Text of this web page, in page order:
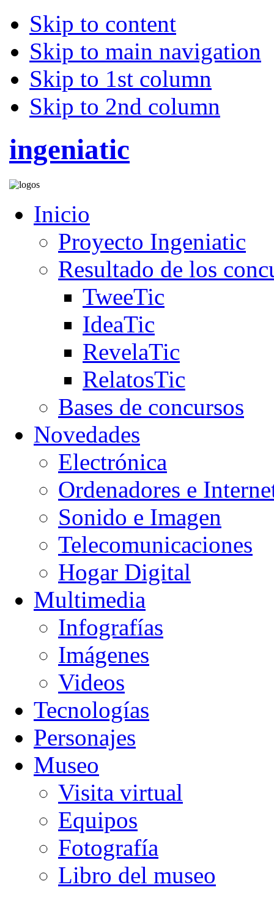
Skip to content
Skip to main navigation
Skip to 1st column
Skip to 2nd column
ingeniatic
Inicio
Proyecto Ingeniatic
Resultado de los
TweeTic
IdeaTic
RevelaTic
RelatosTic
Bases de concursos
Novedades
Electrónica
Ordenadores e
Sonido e Imagen
Telecomunicaciones
Hogar Digital
Multimedia
Infografías
Imágenes
Videos
Tecnologías
Personajes
Museo
Visita virtual
Equipos
Fotografía
Libro del museo